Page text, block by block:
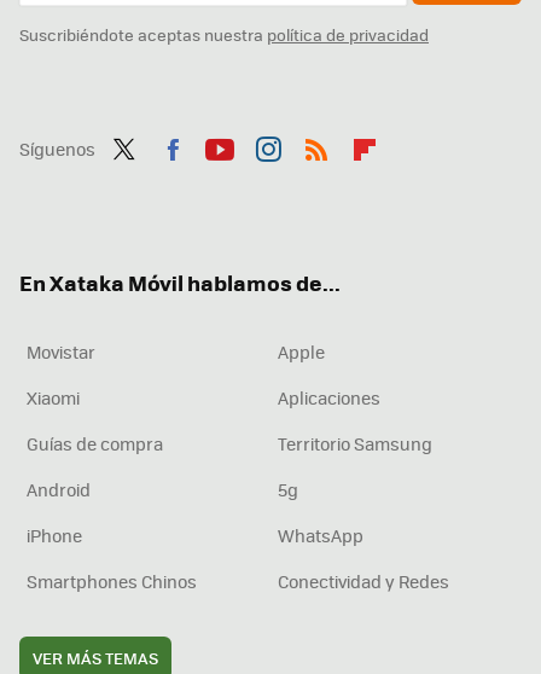
Suscribiéndote aceptas nuestra política de privacidad
Síguenos
En Xataka Móvil hablamos de...
Movistar
Apple
Xiaomi
Aplicaciones
Guías de compra
Territorio Samsung
Android
5g
iPhone
WhatsApp
Smartphones Chinos
Conectividad y Redes
VER MÁS TEMAS